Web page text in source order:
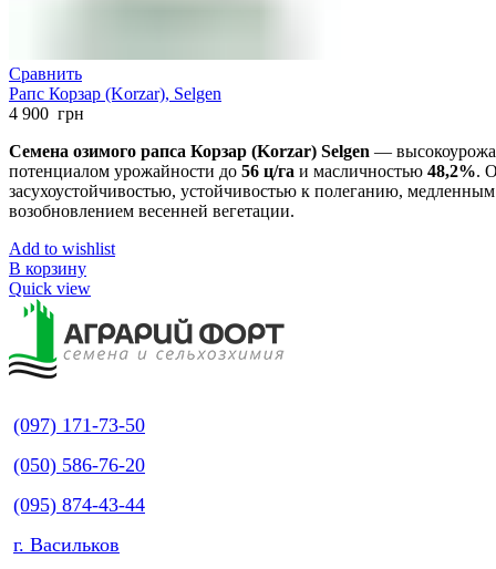
Сравнить
Рапс Корзар (Korzar), Selgen
4 900 грн
Семена озимого рапса Корзар (Korzar) Selgen —
потенциалом урожайности до 56 ц/га и масличностью 48,2%.
засухоустойчивостью, устойчивостью к полеганию,
возобновлением весенней вегетации.
Add to wishlist
В корзину
Quick view
(097) 171-73-50
(050) 586-76-20
(095) 874-43-44
г. Васильков